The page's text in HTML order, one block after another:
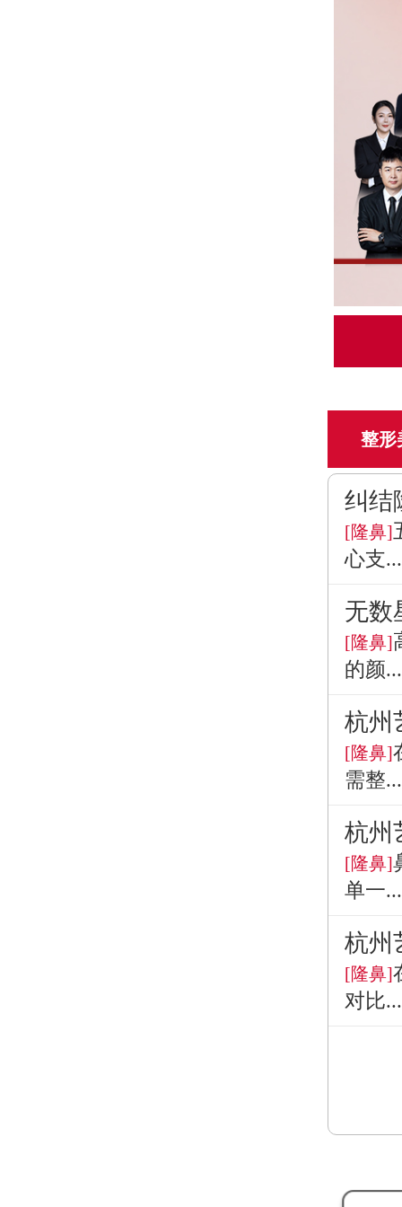
整形
纠结
[隆鼻]
心支...
无数
[隆鼻]
的颜...
杭州
[隆鼻]
需整...
杭州
[隆鼻]
单一...
杭州
[隆鼻]
对比...